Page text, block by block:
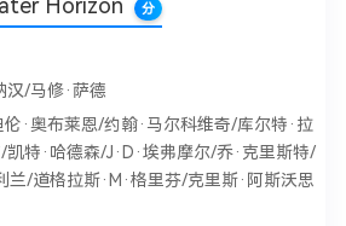
Horizon 分
汉/马修·萨德
·奥布莱恩/约翰·马尔科维奇/库尔特·拉
特·哈德森/J·D·埃弗摩尔/乔·克里斯特/
兰/道格拉斯·M·格里芬/克里斯·阿斯沃思